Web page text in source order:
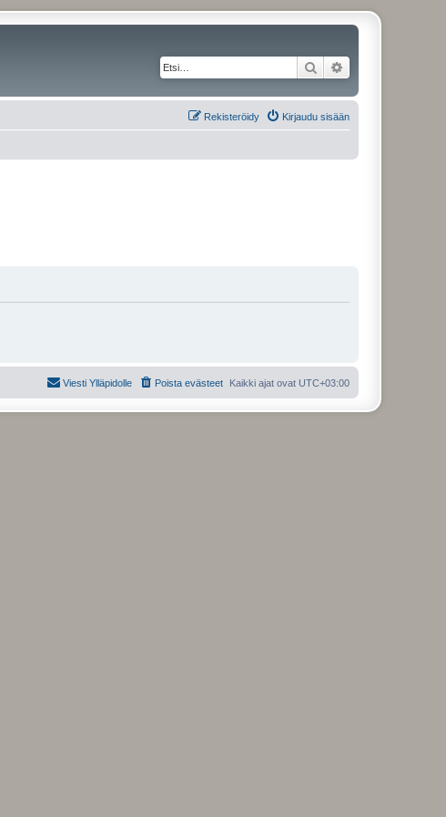
Etsi
Kirjaudu sisään
Rekisteröidy
Kaikki ajat ovat UTC+03:00
Poista evästeet
Viesti Ylläpidolle